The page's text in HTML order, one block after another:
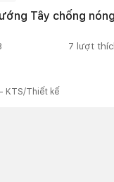
Tây chống
7 lượt
KTS/Thiết kế